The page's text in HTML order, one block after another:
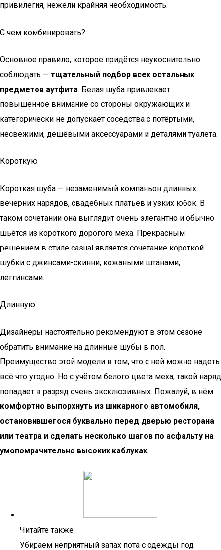
привилегия, нежели крайняя необходимость.
С чем комбинировать?
Основное правило, которое придётся неукоснительно
соблюдать — тщательный подбор всех остальных
предметов аутфита. Белая шуба привлекает
повышенное внимание со стороны окружающих и
категорически не допускает соседства с потёртыми,
несвежими, дешёвыми аксессуарами и деталями туалета.
Короткую
Короткая шуба — незаменимый компаньон длинных
вечерних нарядов, свадебных платьев и узких юбок. В
таком сочетании она выглядит очень элегантно и обычно
шьётся из короткого дорогого меха. Прекрасным
решением в стиле casual является сочетание короткой
шубки с джинсами-скинни, кожаными штанами,
леггинсами.
Длинную
Дизайнеры настоятельно рекомендуют в этом сезоне
обратить внимание на длинные шубы в пол.
Преимущество этой модели в том, что с ней можно надеть
всё что угодно. Но с учётом белого цвета меха, такой наряд
попадает в разряд очень эксклюзивных. Пожалуй, в нём
комфортно выпорхнуть из шикарного автомобиля,
остановившегося буквально перед дверью ресторана
или театра и сделать несколько шагов по асфальту на
умопомрачительно высоких каблуках.
Читайте также:
Убираем неприятный запах пота с одежды под